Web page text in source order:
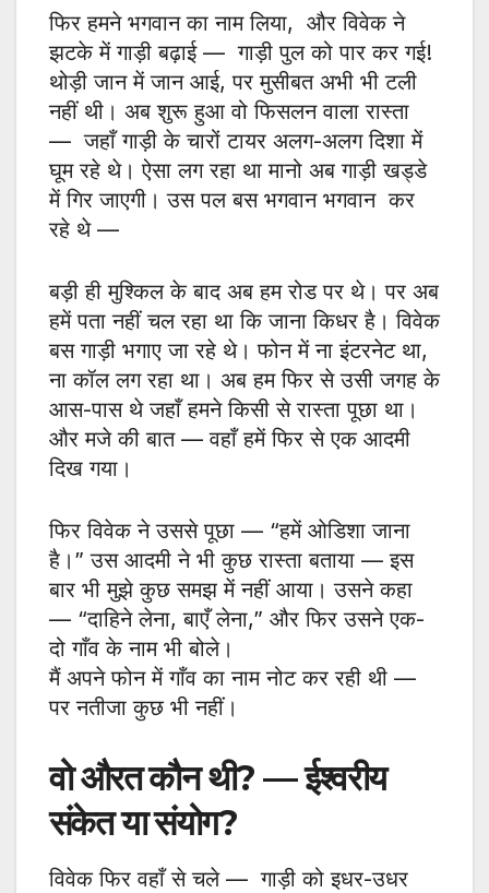
फिर हमने भगवान का नाम लिया, और विवेक ने
झटके में गाड़ी बढ़ाई — गाड़ी पुल को पार कर गई!
थोड़ी जान में जान आई, पर मुसीबत अभी भी टली
नहीं थी। अब शुरू हुआ वो फिसलन वाला रास्ता
— जहाँ गाड़ी के चारों टायर अलग-अलग दिशा में
घूम रहे थे। ऐसा लग रहा था मानो अब गाड़ी खड्डे
में गिर जाएगी। उस पल बस भगवान भगवान कर
रहे थे —
बड़ी ही मुश्किल के बाद अब हम रोड पर थे। पर अब
हमें पता नहीं चल रहा था कि जाना किधर है। विवेक
बस गाड़ी भगाए जा रहे थे। फोन में ना इंटरनेट था,
ना कॉल लग रहा था। अब हम फिर से उसी जगह के
आस-पास थे जहाँ हमने किसी से रास्ता पूछा था।
और मजे की बात — वहाँ हमें फिर से एक आदमी
दिख गया।
फिर विवेक ने उससे पूछा — “हमें ओडिशा जाना
है।” उस आदमी ने भी कुछ रास्ता बताया — इस
बार भी मुझे कुछ समझ में नहीं आया। उसने कहा
— “दाहिने लेना, बाएँ लेना,” और फिर उसने एक-
दो गाँव के नाम भी बोले।
मैं अपने फोन में गाँव का नाम नोट कर रही थी —
पर नतीजा कुछ भी नहीं।
वो औरत कौन थी? — ईश्वरीय
संकेत या संयोग?
विवेक फिर वहाँ से चले — गाड़ी को इधर-उधर